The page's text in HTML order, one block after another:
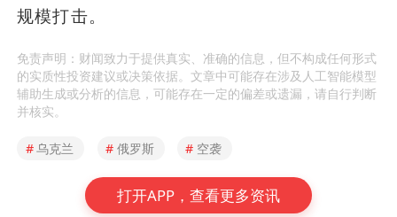
规模打击。
免责声明：财闻致力于提供真实、准确的信息，但不构成任何形式
的实质性投资建议或决策依据。文章中可能存在涉及人工智能模型
辅助生成或分析的信息，可能存在一定的偏差或遗漏，请自行判断
并核实。
#乌克兰 # 俄罗斯 # 空袭
打开APP，查看更多资讯